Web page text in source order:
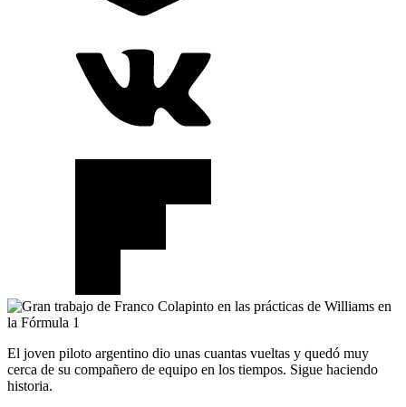
El joven piloto argentino dio unas cuantas vueltas y quedó muy
cerca de su compañero de equipo en los tiempos. Sigue haciendo
historia.